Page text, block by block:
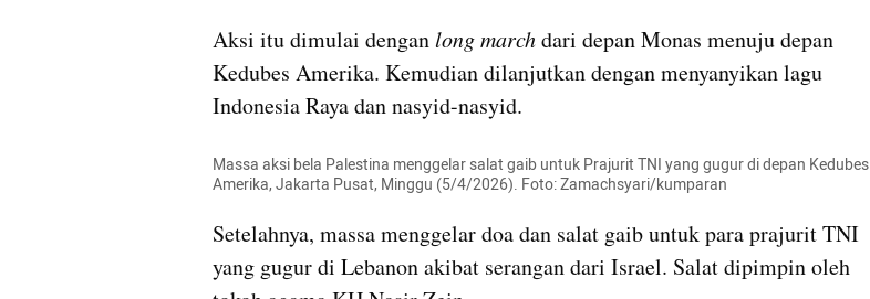
Aksi itu dimulai dengan long march dari depan Monas menuju depan
Kedubes Amerika. Kemudian dilanjutkan dengan menyanyikan lagu
Indonesia Raya dan nasyid-nasyid.
Massa aksi bela Palestina menggelar salat gaib untuk Prajurit TNI yang gugur di depan Kedubes
Amerika, Jakarta Pusat, Minggu (5/4/2026). Foto: Zamachsyari/kumparan
Setelahnya, massa menggelar doa dan salat gaib untuk para prajurit TNI
yang gugur di Lebanon akibat serangan dari Israel. Salat dipimpin oleh